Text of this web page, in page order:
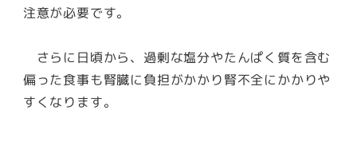
注意が必要です。
さらに日頃から、過剰な塩分やたんぱく質を含む
偏った食事も腎臓に負担がかかり腎不全にかかりや
すくなります。